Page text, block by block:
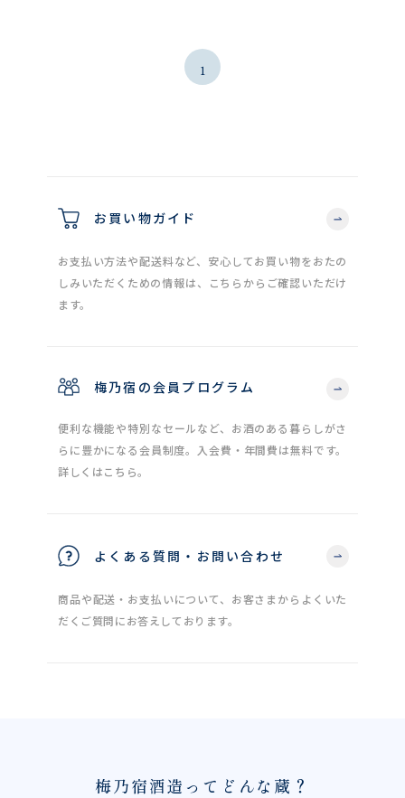
1
お買い物ガイド
お支払い方法や配送料など、安心してお買い物をおたの
しみいただくための情報は、こちらからご確認いただけ
ます。
梅乃宿の会員プログラム
便利な機能や特別なセールなど、お酒のある暮らしがさ
らに豊かになる会員制度。入会費・年間費は無料です。
詳しくはこちら。
よくある質問・お問い合わせ
商品や配送・お支払いについて、お客さまからよくいた
だくご質問にお答えしております。
梅乃宿酒造ってどんな蔵？